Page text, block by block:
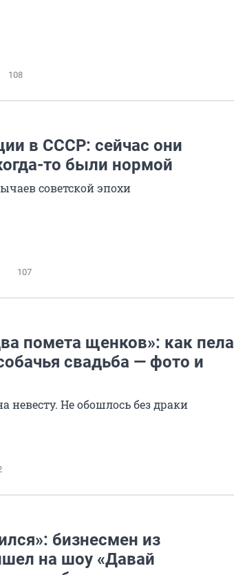
108
в СССР: сейчас они
то были нормой
советской эпохи
107
помета щенков»: как пела
свадьба — фото и
невесту. Не обошлось без драки
бизнесмен из
на шоу «Давай